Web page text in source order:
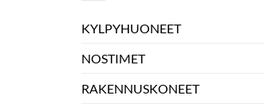
KYLPYHUONEET
NOSTIMET
RAKENNUSKONEET